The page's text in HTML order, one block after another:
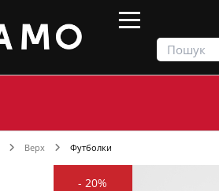
Верх Футболки
-20%